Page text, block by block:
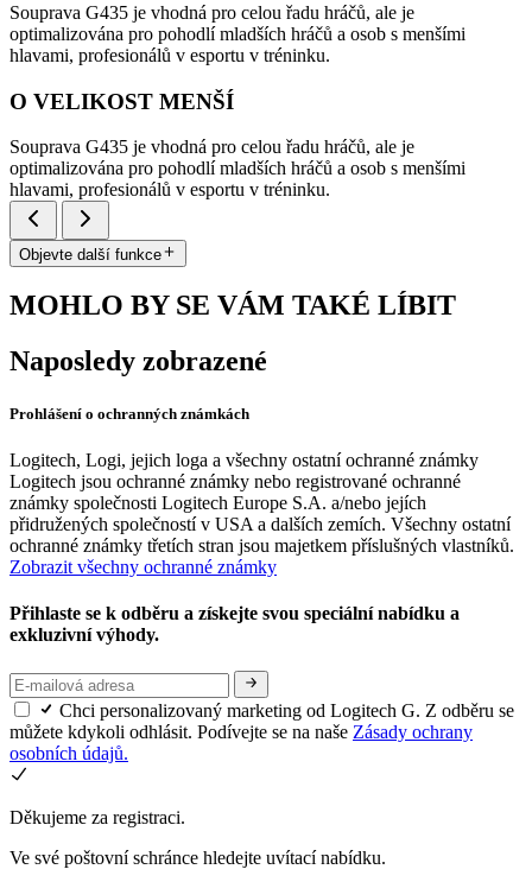
Souprava G435 je vhodná pro celou řadu hráčů, ale je
optimalizována pro pohodlí mladších hráčů a osob s menšími
hlavami, profesionálů v esportu v tréninku.
O VELIKOST MENŠÍ
Souprava G435 je vhodná pro celou řadu hráčů, ale je
optimalizována pro pohodlí mladších hráčů a osob s menšími
hlavami, profesionálů v esportu v tréninku.
Objevte další funkce
MOHLO BY SE VÁM TAKÉ LÍBIT
Naposledy zobrazené
Prohlášení o ochranných známkách
Logitech, Logi, jejich loga a všechny ostatní ochranné známky
Logitech jsou ochranné známky nebo registrované ochranné
známky společnosti Logitech Europe S.A. a/nebo jejích
přidružených společností v USA a dalších zemích. Všechny ostatní
ochranné známky třetích stran jsou majetkem příslušných vlastníků.
Zobrazit všechny ochranné známky
Přihlaste se k odběru a získejte svou speciální nabídku a
exkluzivní výhody.
Chci personalizovaný marketing od Logitech G. Z odběru se
můžete kdykoli odhlásit. Podívejte se na naše Zásady ochrany
osobních údajů.
Děkujeme za registraci.
Ve své poštovní schránce hledejte uvítací nabídku.